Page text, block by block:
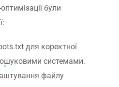
були
для коректної
системами.
файлу